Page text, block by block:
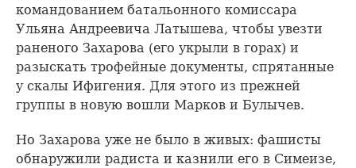
командованием батальонного комиссара
Ульяна Андреевича Латышева, чтобы увезти
раненого Захарова (его укрыли в горах) и
разыскать трофейные документы, спрятанные
у скалы Ифигения. Для этого из прежней
группы в новую вошли Марков и Булычев.
Но Захарова уже не было в живых: фашисты
обнаружили радиста и казнили его в Симеизе,